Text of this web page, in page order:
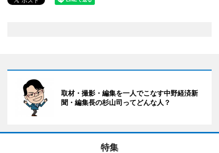
取材・撮影・編集を一人でこなす中野経済新
聞・編集長の杉山司ってどんな人？
特集